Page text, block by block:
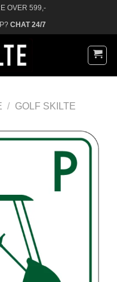
OVER 599,-
CHAT 24/7
/ GOLF SKILTE